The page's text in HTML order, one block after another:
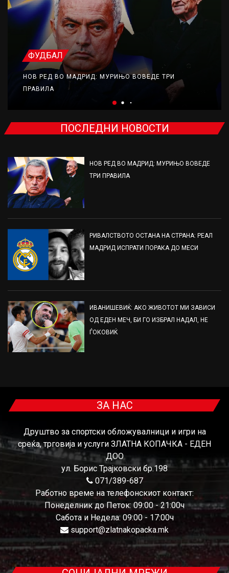
ФУДБАЛ
НОВ РЕД ВО МАДРИД: МУРИЊО ВОВЕДЕ ТРИ
ПРАВИЛА
ПОСЛЕДНИ НОВОСТИ
НОВ РЕД ВО МАДРИД: МУРИЊО ВОВЕДЕ
ТРИ ПРАВИЛА
РИВАЛСТВОТО ОСТАНА НА СТРАНА: РЕАЛ
МАДРИД ИСПРАТИ ПОРАКА ДО МЕСИ
ИВАНИШЕВИЌ: АКО ЖИВОТОТ МИ ЗАВИСИ
ОД ЕДЕН МЕЧ, БИ ГО ИЗБРАЛ НАДАЛ, НЕ
ЃОКОВИЌ
ЗА НАС
Друштво за спортски обложувалници и игри на
среќа, трговија и услуги ЗЛАТНА КОПАЧКА - ЕДЕН
ДОО
ул. Борис Трајковски бр.198
071/389-687
Работно време на телефонскиот контакт:
Понеделник до Петок: 09:00 - 21:00ч
Сабота и Недела: 09:00 - 17:00ч
support@zlatnakopacka.mk